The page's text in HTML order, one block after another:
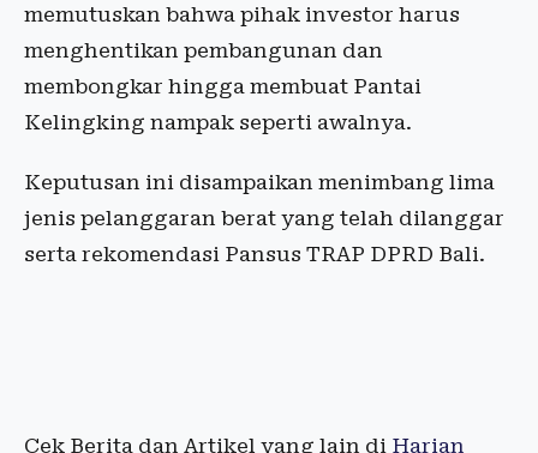
memutuskan bahwa pihak investor harus
menghentikan pembangunan dan
membongkar hingga membuat Pantai
Kelingking nampak seperti awalnya.
Keputusan ini disampaikan menimbang lima
jenis pelanggaran berat yang telah dilanggar
serta rekomendasi Pansus TRAP DPRD Bali.
Cek Berita dan Artikel yang lain di Harian